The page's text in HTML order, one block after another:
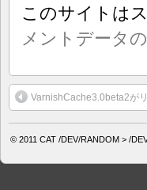
このサイトは
メントデータ
VarnishCache3.0beta2が
© 2011 CAT /DEV/RANDOM > /